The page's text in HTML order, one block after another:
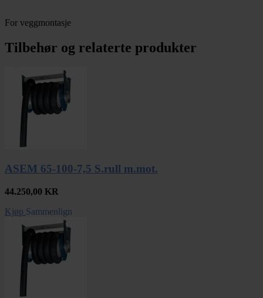
For veggmontasje
Tilbehør og relaterte produkter
ASEM 65-100-7,5 S.rull m.mot.
44.250,00 KR
Kjøp Sammenlign